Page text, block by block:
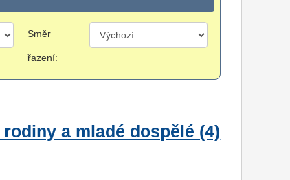
Směr
řazení:
a mladé dospělé (4)